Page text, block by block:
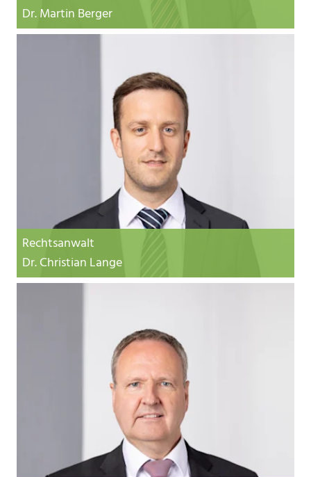
Dr. Martin Berger
Rechtsanwalt
Dr. Christian Lange